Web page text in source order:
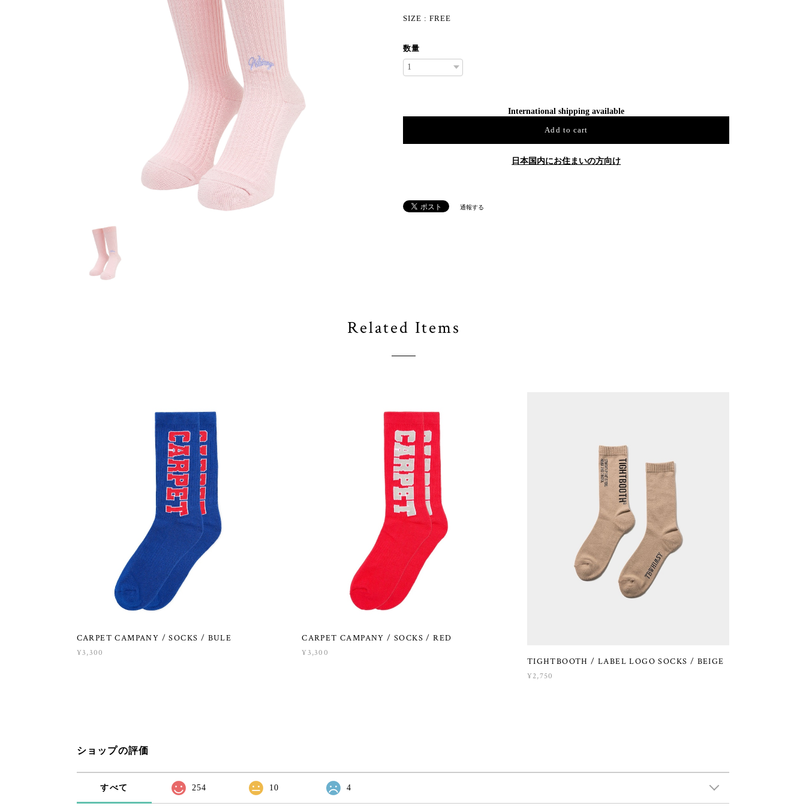
SIZE : FREE
数量
International shipping available
Add to cart
日本国内にお住まいの方向け
通報する
Related Items
CARPET CAMPANY / SOCKS / BULE
¥3,300
CARPET CAMPANY / SOCKS / RED
¥3,300
TIGHTBOOTH / LABEL LOGO SOCKS / BEIGE
¥2,750
ショップの評価
すべて 254 10 4